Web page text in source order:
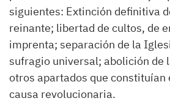
siguientes: Extinción definitiva
reinante; libertad de cultos, de
imprenta; separación de la
sufragio universal; abolición de
otros apartados que constituían
causa revolucionaria.